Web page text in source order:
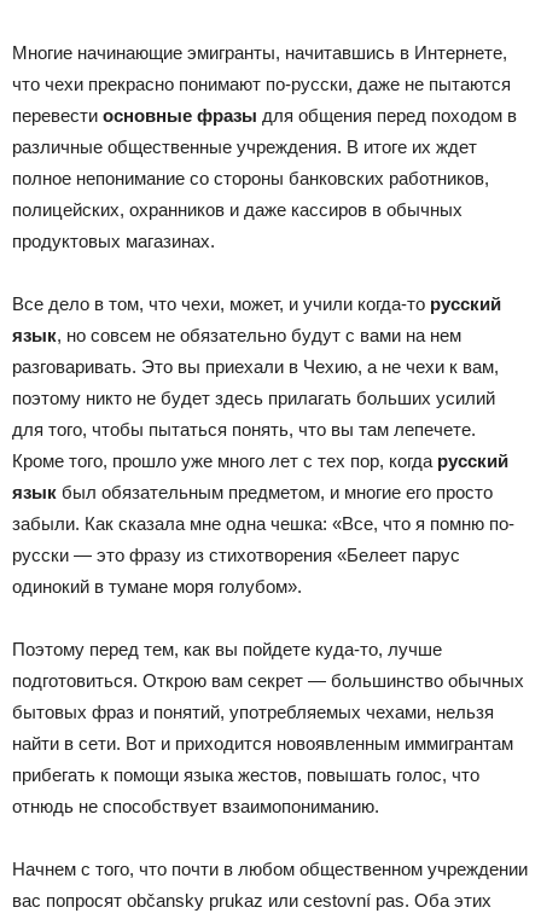
Многие начинающие эмигранты, начитавшись в Интернете,
что чехи прекрасно понимают по-русски, даже не пытаются
перевести основные фразы для общения перед походом в
различные общественные учреждения. В итоге их ждет
полное непонимание со стороны банковских работников,
полицейских, охранников и даже кассиров в обычных
продуктовых магазинах.
Все дело в том, что чехи, может, и учили когда-то русский
язык, но совсем не обязательно будут с вами на нем
разговаривать. Это вы приехали в Чехию, а не чехи к вам,
поэтому никто не будет здесь прилагать больших усилий
для того, чтобы пытаться понять, что вы там лепечете.
Кроме того, прошло уже много лет с тех пор, когда русский
язык был обязательным предметом, и многие его просто
забыли. Как сказала мне одна чешка: «Все, что я помню по-
русски — это фразу из стихотворения «Белеет парус
одинокий в тумане моря голубом».
Поэтому перед тем, как вы пойдете куда-то, лучше
подготовиться. Открою вам секрет — большинство обычных
бытовых фраз и понятий, употребляемых чехами, нельзя
найти в сети. Вот и приходится новоявленным иммигрантам
прибегать к помощи языка жестов, повышать голос, что
отнюдь не способствует взаимопониманию.
Начнем с того, что почти в любом общественном учреждении
вас попросят občansky prukaz или cestovní pas. Оба этих